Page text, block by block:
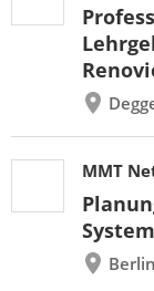
MMT
Berlin